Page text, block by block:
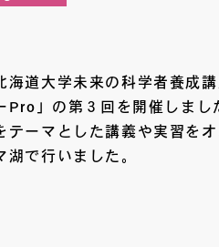
海道大学未来の科学者養成講
Pro」の第３回を開催しまし
テーマとした講義や実習をオ
で行いました。